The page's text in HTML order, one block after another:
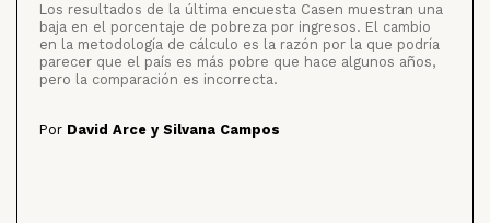
Los resultados de la última encuesta Casen muestran una
baja en el porcentaje de pobreza por ingresos. El cambio
en la metodología de cálculo es la razón por la que podría
parecer que el país es más pobre que hace algunos años,
pero la comparación es incorrecta.
Por David Arce y Silvana Campos